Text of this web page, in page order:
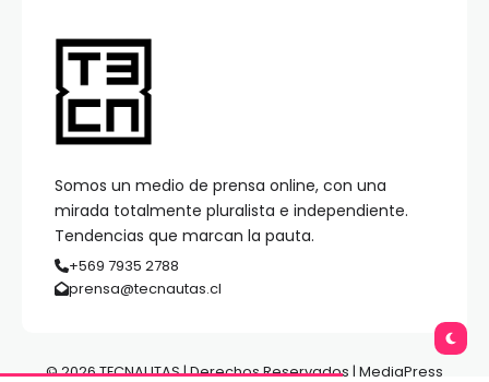
Somos un medio de prensa online, con una
mirada totalmente pluralista e independiente.
Tendencias que marcan la pauta.
+569 7935 2788
prensa@tecnautas.cl
© 2026 TECNAUTAS | Derechos Reservados | MediaPress